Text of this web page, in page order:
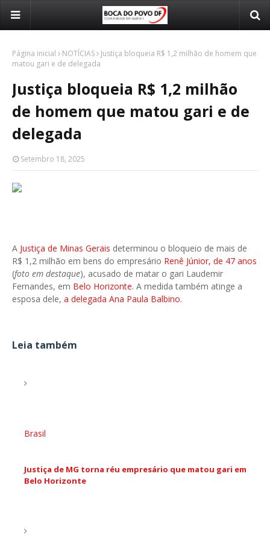
Página inicial NOTÍCIAS
Justiça bloqueia R$ 1,2 milhão de homem que
matou gari e de delegada
Justiça bloqueia R$ 1,2 milhão
de homem que matou gari e de
delegada
Setembro 18, 2025
A Justiça de Minas Gerais determinou o bloqueio de mais de
R$ 1,2 milhão em bens do empresário Renê Júnior, de 47 anos
(foto em destaque), acusado de matar o gari Laudemir
Fernandes, em Belo Horizonte. A medida também atinge a
esposa dele, a delegada Ana Paula Balbino.
Leia também
Brasil
Justiça de MG torna réu empresário que matou gari em
Belo Horizonte